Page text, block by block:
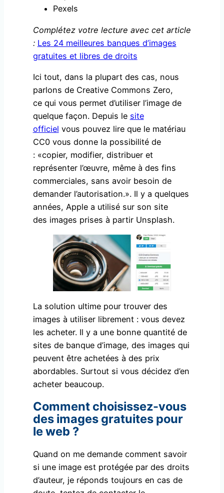
Pexels
Complétez votre lecture avec cet article
: Les 24 meilleures banques d’images
gratuites et libres de droits
Ici tout, dans la plupart des cas, nous
parlons de Creative Commons Zero,
ce qui vous permet d’utiliser l’image de
quelque façon. Depuis le site
officiel vous pouvez lire que le matériau
CC0 vous donne la possibilité de
: «copier, modifier, distribuer et
représenter l’œuvre, même à des fins
commerciales, sans avoir besoin de
demander l’autorisation.». Il y a quelques
années, Apple a utilisé sur son site
des images prises à partir Unsplash.
La solution ultime pour trouver des
images à utiliser librement : vous devez
les acheter. Il y a une bonne quantité de
sites de banque d’image, des images qui
peuvent être achetées à des prix
abordables. Surtout si vous décidez d’en
acheter beaucoup.
Comment choisissez-vous
des images gratuites pour
le web ?
Quand on me demande comment savoir
si une image est protégée par des droits
d’auteur, je réponds toujours en cas de